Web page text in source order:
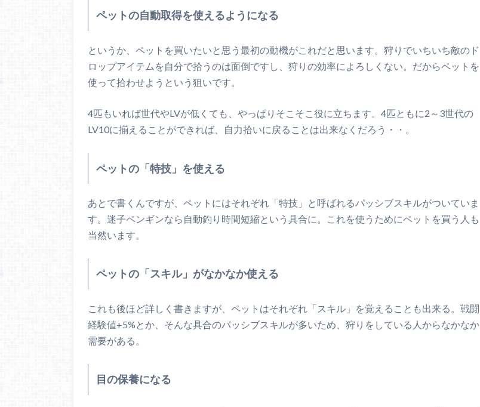
ペットの自動取得を使えるようになる
というか、ペットを買いたいと思う最初の動機がこれだと思います。狩りでいちいち敵のド
ロップアイテムを自分で拾うのは面倒ですし、狩りの効率によろしくない。だからペットを
使って拾わせようという狙いです。
4匹もいれば世代やLVが低くても、やっぱりそこそこ役に立ちます。4匹ともに2～3世代の
LV10に揃えることができれば、自力拾いに戻ることは出来なくだろう・・。
ペットの「特技」を使える
あとで書くんですが、ペットにはそれぞれ「特技」と呼ばれるパッシブスキルがついていま
す。迷子ペンギンなら自動釣り時間短縮という具合に。これを使うためにペットを買う人も
当然います。
ペットの「スキル」がなかなか使える
これも後ほど詳しく書きますが、ペットはそれぞれ「スキル」を覚えることも出来る。戦闘
経験値+5%とか、そんな具合のパッシブスキルが多いため、狩りをしている人からなかなか
需要がある。
目の保養になる